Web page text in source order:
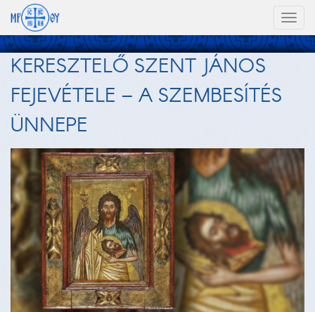
KERESZTELŐ SZENT JÁNOS
FEJEVÉTELE – A SZEMBESÍTÉS
ÜNNEPE